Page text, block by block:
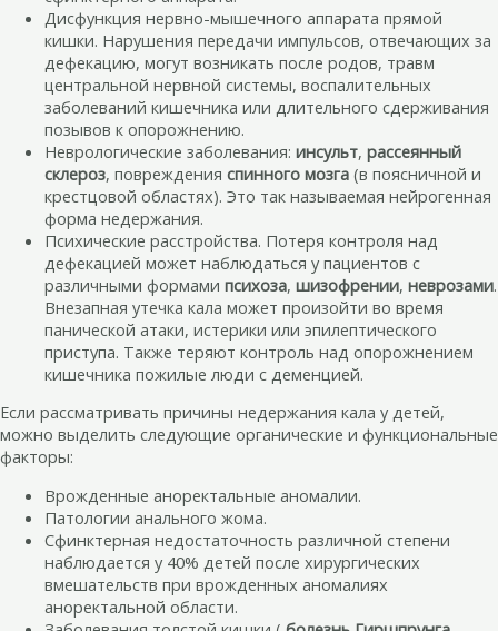
Дисфункция нервно-мышечного аппарата прямой
кишки. Нарушения передачи импульсов, отвечающих за
дефекацию, могут возникать после родов, травм
центральной нервной системы, воспалительных
заболеваний кишечника или длительного сдерживания
позывов к опорожнению.
Неврологические заболевания: инсульт, рассеянный
склероз, повреждения спинного мозга (в поясничной и
крестцовой областях). Это так называемая нейрогенная
форма недержания.
Психические расстройства. Потеря контроля над
дефекацией может наблюдаться у пациентов с
различными формами психоза, шизофрении, неврозами.
Внезапная утечка кала может произойти во время
панической атаки, истерики или эпилептического
приступа. Также теряют контроль над опорожнением
кишечника пожилые люди с деменцией.
Если рассматривать причины недержания кала у детей,
можно выделить следующие органические и функциональные
факторы:
Врожденные аноректальные аномалии.
Патологии анального жома.
Сфинктерная недостаточность различной степени
наблюдается у 40% детей после хирургических
вмешательств при врожденных аномалиях
аноректальной области.